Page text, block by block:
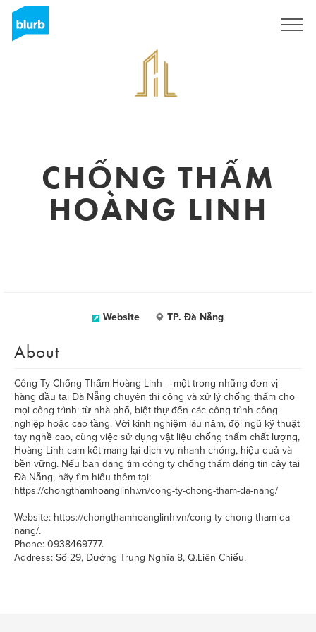
CHỐNG THẤM
HOÀNG LINH
Website TP. Đà Nẵng
About
Công Ty Chống Thấm Hoàng Linh – một trong những đơn vị
hàng đầu tại Đà Nẵng chuyên thi công và xử lý chống thấm cho
mọi công trình: từ nhà phố, biệt thự đến các công trình công
nghiệp hoặc cao tầng. Với kinh nghiệm lâu năm, đội ngũ kỹ thuật
tay nghề cao, cùng việc sử dụng vật liệu chống thấm chất lượng,
Hoàng Linh cam kết mang lại dịch vụ nhanh chóng, hiệu quả và
bền vững. Nếu bạn đang tìm công ty chống thấm đáng tin cậy tại
Đà Nẵng, hãy tìm hiểu thêm tại:
https://chongthamhoanglinh.vn/cong-ty-chong-tham-da-nang/
Website: https://chongthamhoanglinh.vn/cong-ty-chong-tham-da-
nang/.
Phone: 0938469777.
Address: Số 29, Đường Trung Nghĩa 8, Q.Liên Chiểu.